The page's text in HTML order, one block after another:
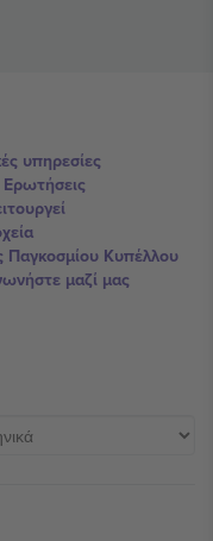
υπηρεσίες
Ερωτήσεις
Παγκοσμίου Κυπέλλου
μαζί μας